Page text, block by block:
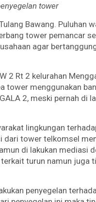
tower
Bawang. Puluhan
tower pemancar
agar
2 Rt 2 kelurahan
tower menggunakan
2, meski pernah
lingkungan
dari tower telkomsel
di lakukan mediasi
turun namun juga
penyegelan